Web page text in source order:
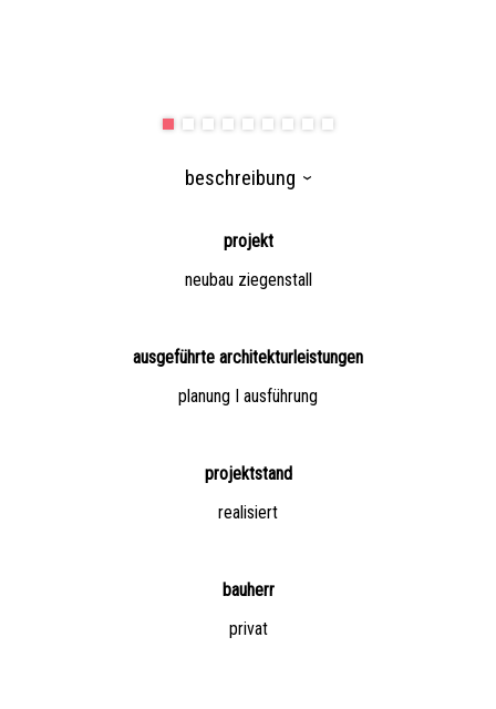
beschreibung ›
projekt
neubau ziegenstall
ausgeführte architekturleistungen
planung I ausführung
projektstand
realisiert
bauherr
privat